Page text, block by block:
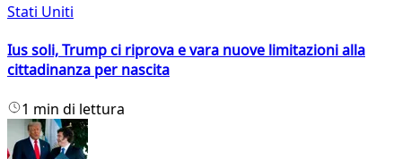
Stati Uniti
Ius soli, Trump ci riprova e vara nuove limitazioni alla
cittadinanza per nascita
1 min di lettura